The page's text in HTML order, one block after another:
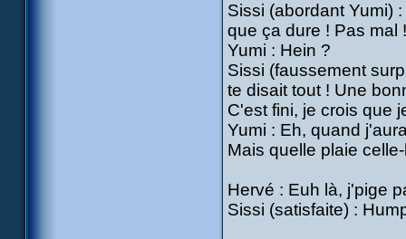
Sissi (abordant Yumi)
que ça dure ! Pas mal !
Yumi : Hein ?
Sissi (faussement
te disait tout ! Une
C'est fini, je crois que
Yumi : Eh, quand
Mais quelle plaie
Hervé : Euh là, j'pige
Sissi (satisfaite) :